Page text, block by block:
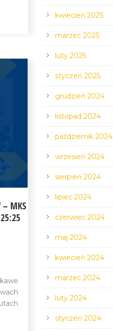
– MKS
kwiecień 2025
marzec 2025
luty 2025
styczeń 2025
grudzień 2024
listopad 2024
październik 2024
wrzesień 2024
sierpień 2024
lipiec 2024
czerwiec 2024
maj 2024
kwiecień 2024
marzec 2024
luty 2024
styczeń 2024